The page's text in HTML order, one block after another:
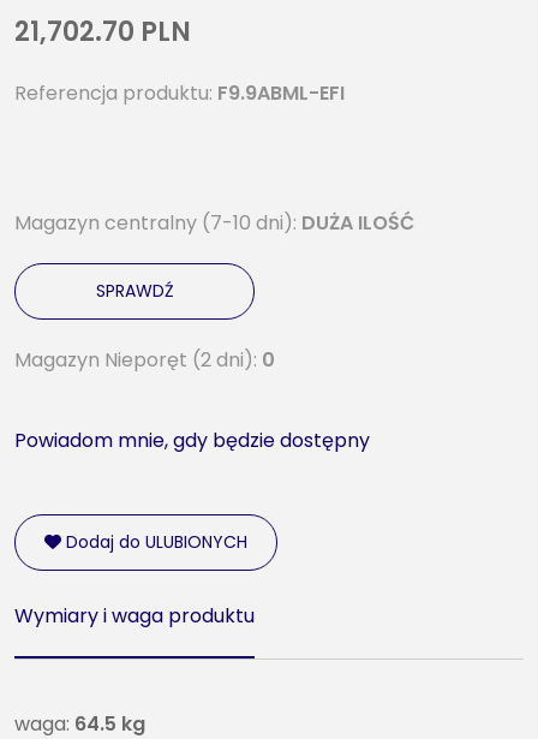
21,702.70 PLN
Referencja produktu: F9.9ABML-EFI
Magazyn centralny (7-10 dni): DUŻA ILOŚĆ
SPRAWDŹ
Magazyn Nieporęt (2 dni): 0
Powiadom mnie, gdy będzie dostępny
Dodaj do ULUBIONYCH
Wymiary i waga produktu
waga: 64.5 kg